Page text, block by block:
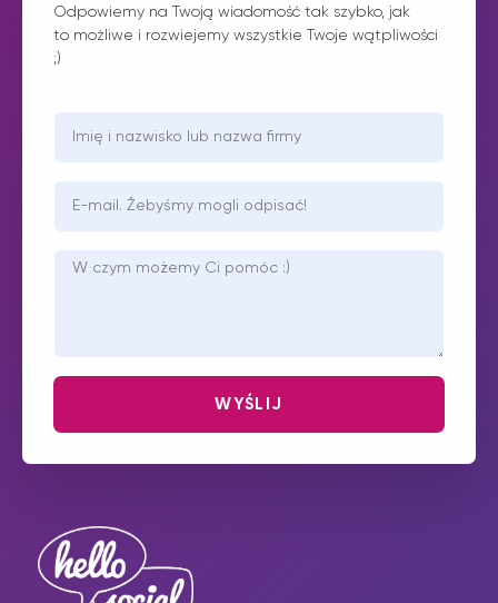
Odpowiemy na Twoją wiadomość tak szybko, jak
to możliwe i rozwiejemy wszystkie Twoje wątpliwości
;)
WYŚLIJ